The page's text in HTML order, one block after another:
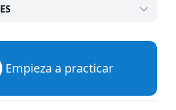
ES
Empieza a practicar